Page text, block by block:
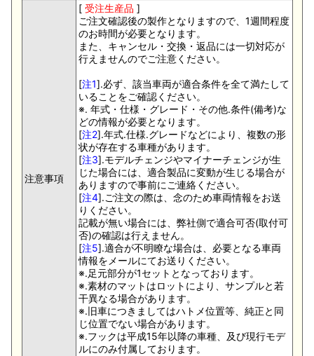
注意事項
[ 受注生産品 ]
ご注文確認後の製作となりますので、1週間程度
のお時間が必要となります。
また、キャンセル・交換・返品には一切対応が
行えませんのでご注意ください。
[注1].必ず、該当車両が適合条件を全て満たして
いることをご確認ください。
※. 年式・仕様・グレード・その他.条件(備考)な
どの情報が必要となります。
[注2].年式.仕様.グレードなどにより、複数の形
状が存在する車種があります。
[注3].モデルチェンジやマイナーチェンジが生
じた場合には、適合製品に変動が生じる場合が
ありますので事前にご連絡ください。
[注4].ご注文の際は、念のため車両情報をお送
りください。
記載が無い場合には、弊社側で適合可否(取付可
否)の確認は行えません。
[注5].適合が不明瞭な場合は、必要となる車両
情報をメールにてお送りください。
※.足元部分が1セットとなっております。
※.素材のマットはロットにより、サンプルと若
干異なる場合があります。
※.旧車につきましてはハトメ位置等、純正と同
じ位置でない場合があります。
※.フックは平成15年以降の車種、及び現行モデ
ルにのみ付属しております。